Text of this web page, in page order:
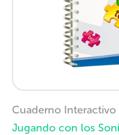
Cuaderno Interactivo
Jugando con los